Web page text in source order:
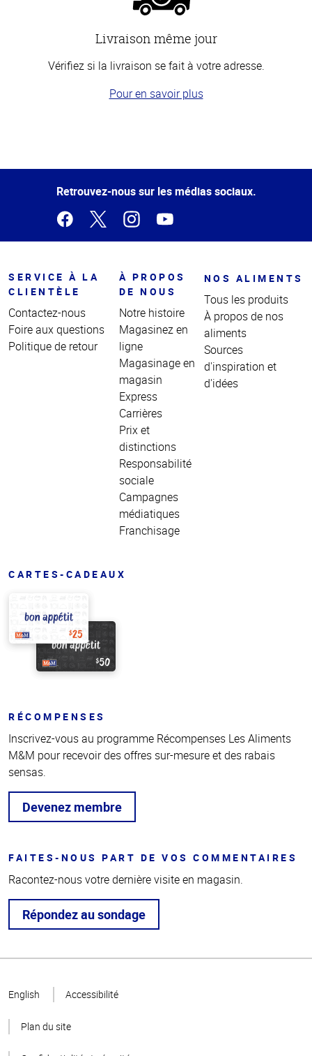
Livraison même jour
Vérifiez si la livraison se fait à votre adresse.
Pour en savoir plus
de la
Retrouvez-nous sur les médias sociaux.
SERVICE À LA
CLIENTÈLE
Contactez-nous
Foire aux questions
Politique de retour
À PROPOS
DE NOUS
Notre histoire
Magasinez en
ligne
Magasinage en
magasin
Express
Carrières
Prix et
distinctions
Responsabilité
sociale
Campagnes
médiatiques
Franchisage
NOS ALIMENTS
Tous les produits
À propos de nos
aliments
Sources
d'inspiration et
d'idées
CARTES-CADEAUX
RÉCOMPENSES
Inscrivez-vous au programme Récompenses Les Aliments
M&M pour recevoir des offres sur-mesure et des rabais
sensas.
Devenez membre
FAITES-NOUS PART DE VOS COMMENTAIRES
Racontez-nous votre dernière visite en magasin.
Répondez au sondage
page
English Accessibilité
Plan du site